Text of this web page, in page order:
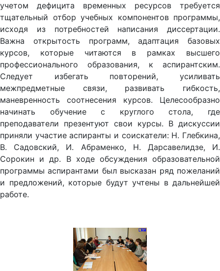
учетом дефицита временных ресурсов требуется
тщательный отбор учебных компонентов программы,
исходя из потребностей написания диссертации.
Важна открытость программ, адаптация базовых
курсов, которые читаются в рамках высшего
профессионального образования, к аспирантским.
Следует избегать повторений, усиливать
межпредметные связи, развивать гибкость,
маневренность соотнесения курсов. Целесообразно
начинать обучение с круглого стола, где
преподаватели презентуют свои курсы. В дискуссии
приняли участие аспиранты и соискатели: Н. Глебкина,
В. Садовский, И. Абраменко, Н. Дарсавелидзе, И.
Сорокин и др. В ходе обсуждения образовательной
программы аспирантами был высказан ряд пожеланий
и предложений, которые будут учтены в дальнейшей
работе.